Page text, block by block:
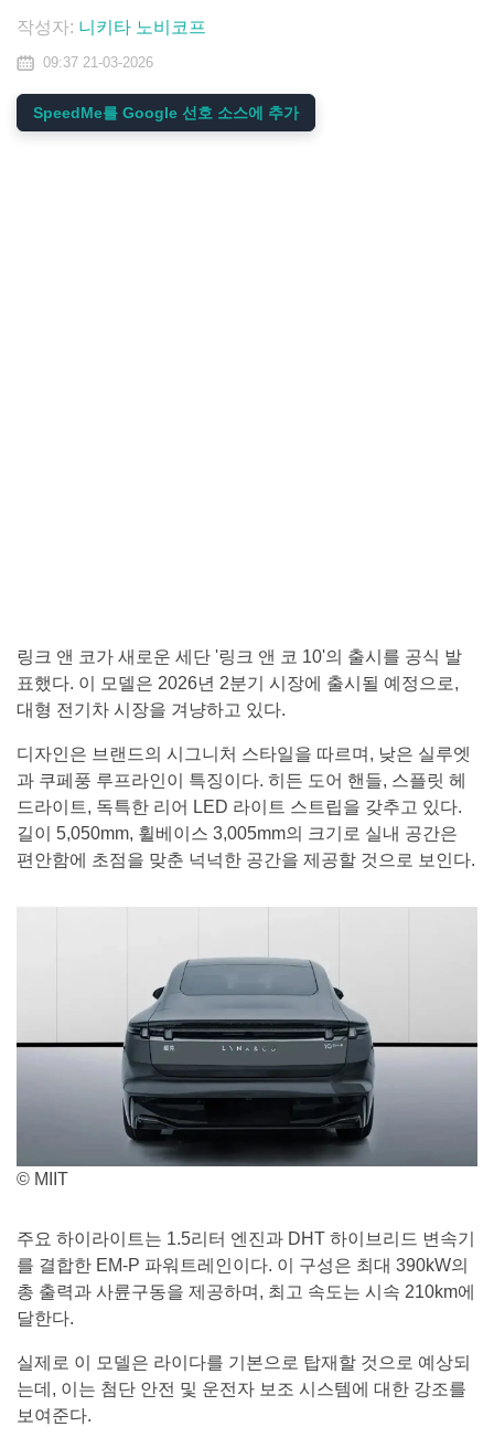
작성자: 니키타 노비코프
09:37 21-03-2026
SpeedMe를 Google 선호 소스에 추가
링크 앤 코가 새로운 세단 '링크 앤 코 10'의 출시를 공식 발
표했다. 이 모델은 2026년 2분기 시장에 출시될 예정으로,
대형 전기차 시장을 겨냥하고 있다.
디자인은 브랜드의 시그니처 스타일을 따르며, 낮은 실루엣
과 쿠페풍 루프라인이 특징이다. 히든 도어 핸들, 스플릿 헤
드라이트, 독특한 리어 LED 라이트 스트립을 갖추고 있다.
길이 5,050mm, 휠베이스 3,005mm의 크기로 실내 공간은
편안함에 초점을 맞춘 넉넉한 공간을 제공할 것으로 보인다.
© MIIT
주요 하이라이트는 1.5리터 엔진과 DHT 하이브리드 변속기
를 결합한 EM-P 파워트레인이다. 이 구성은 최대 390kW의
총 출력과 사륜구동을 제공하며, 최고 속도는 시속 210km에
달한다.
실제로 이 모델은 라이다를 기본으로 탑재할 것으로 예상되
는데, 이는 첨단 안전 및 운전자 보조 시스템에 대한 강조를
보여준다.